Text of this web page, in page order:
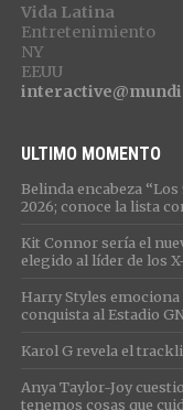
Vida Latina
Entretenimiento
NY
EEUU
ULTIMO MOMENTO
Belinda encabeza
2026; conoce la lista
Kit Connor sería el
elegido al líder de los
Harry Styles
conquista al Estadio
Karol G revela el
Anya Taylor-Joy
tenemos cosas que